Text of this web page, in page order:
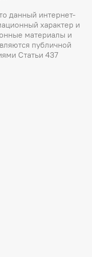
данный интернет-
характер и
материалы и
публичной
Статьи 437